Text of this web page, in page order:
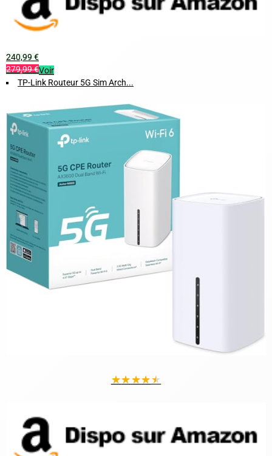
240,99 €
279,99 €Voir
TP-Link Routeur 5G Sim Arch...
★★★★★